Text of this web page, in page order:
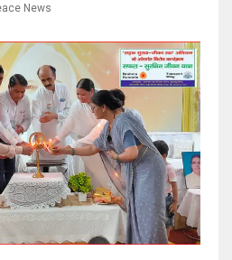
News